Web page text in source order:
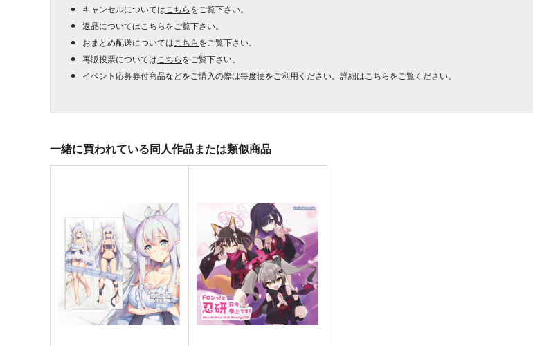
キャンセルについては こちらをご覧下さい。
返品については こちらをご覧下さい。
おまとめ配送については こちらをご覧下さい。
再販投票については こちらをご覧下さい。
イベント応募券付商品などをご購入の際は毎度便をご利用ください。詳細は こちらをご覧ください。
一緒に買われている同人作品または類似商品